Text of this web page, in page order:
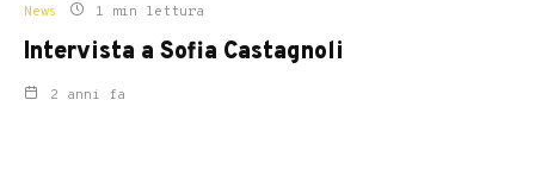
News 1 min lettura
Intervista a Sofia Castagnoli
2 anni fa